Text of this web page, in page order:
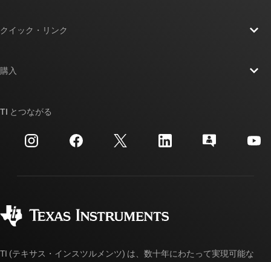
投資家向け情報
製造
クイック・リンク
クロスリファレンス検索
カスタマー・サポート・センター
myTI アカウントの FAQ
購入
ご注文に関する FAQ
TI とつながる
TI (テキサス・インスツルメンツ) は、数十年にわたって実現可能な